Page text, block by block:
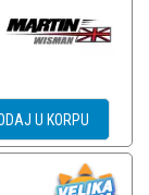
U KORPU